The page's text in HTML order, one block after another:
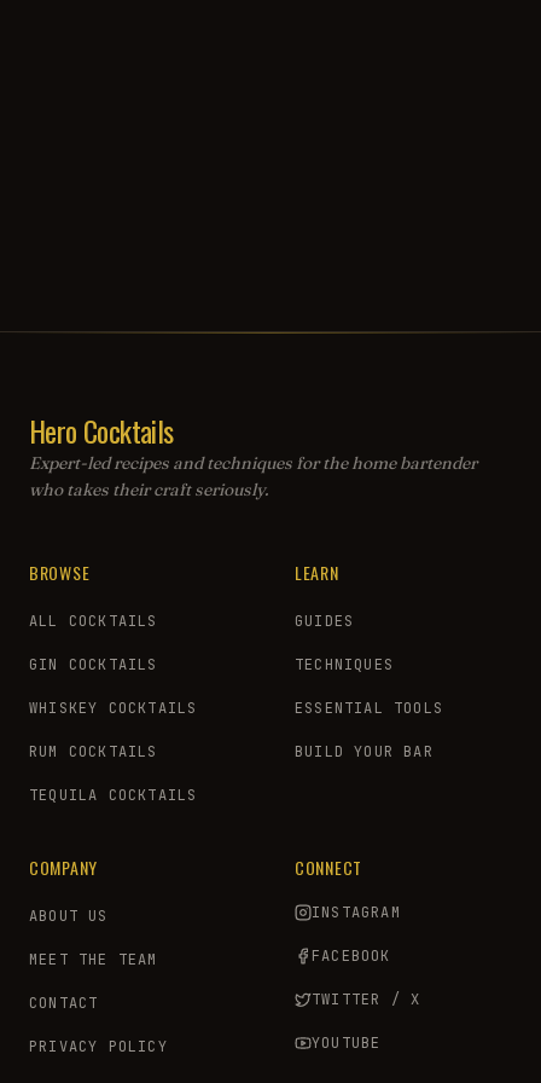
Hero Cocktails
Expert-led recipes and techniques for the home bartender
who takes their craft seriously.
BROWSE
ALL COCKTAILS
GIN COCKTAILS
WHISKEY COCKTAILS
RUM COCKTAILS
TEQUILA COCKTAILS
LEARN
GUIDES
TECHNIQUES
ESSENTIAL TOOLS
BUILD YOUR BAR
COMPANY
ABOUT US
MEET THE TEAM
CONTACT
PRIVACY POLICY
CONNECT
INSTAGRAM
FACEBOOK
TWITTER / X
YOUTUBE